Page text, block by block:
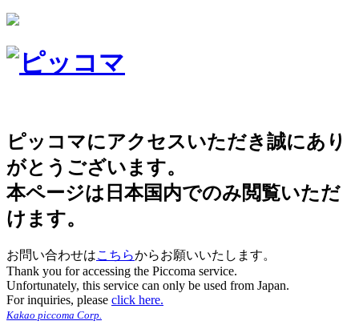
ピッコマにアクセスいただき誠にあり
がとうございます。
本ページは日本国内でのみ閲覧いただ
けます。
お問い合わせはこちらからお願いいたします。
Thank you for accessing the Piccoma service.
Unfortunately, this service can only be used from Japan.
For inquiries, please click here.
Kakao piccoma Corp.